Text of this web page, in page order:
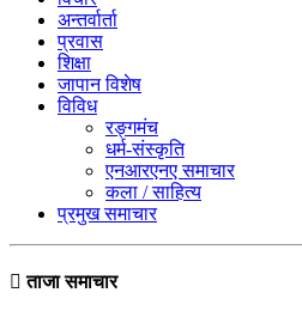
अन्तर्वार्ता
प्रवास
शिक्षा
जापान विशेष
विविध
रङ्गमंच
धर्म-संस्कृति
एनआरएनए समाचार
कला / साहित्य
प्रमुख समाचार
ताजा समाचार